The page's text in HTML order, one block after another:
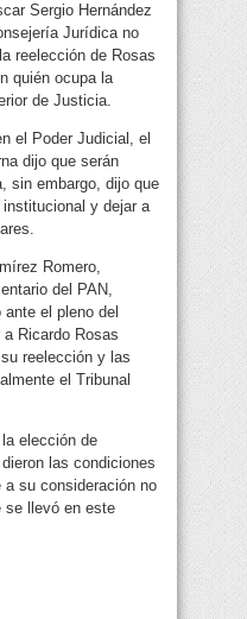
Sergio Hernández
Jurídica no
reelección de Rosas
quién ocupa la
de Justicia.
el Poder Judicial, el
dijo que serán
sin embargo, dijo que
institucional y dejar a
Romero,
del PAN,
el pleno del
Ricardo Rosas
reelección y las
el Tribunal
elección de
las condiciones
a su consideración no
se llevó en este